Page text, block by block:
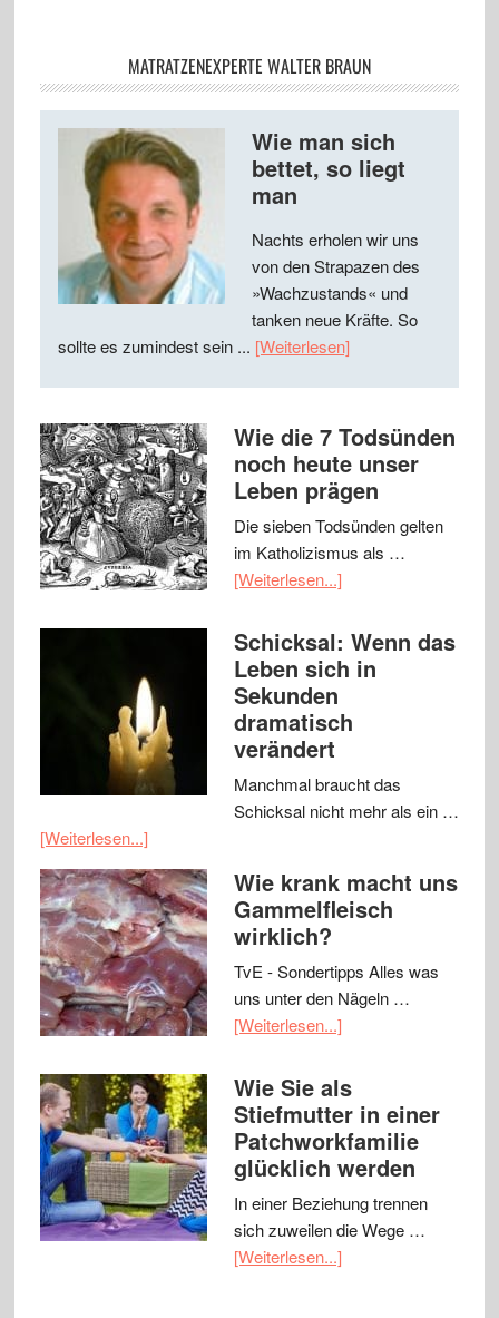
MATRATZENEXPERTE WALTER BRAUN
Wie man sich
bettet, so liegt
man
Nachts erholen wir uns
von den Strapazen des
»Wachzustands« und
tanken neue Kräfte. So
sollte es zumindest sein ... [Weiterlesen]
Wie die 7 Todsünden
noch heute unser
Leben prägen
Die sieben Todsünden gelten
im Katholizismus als …
[Weiterlesen...]
Schicksal: Wenn das
Leben sich in
Sekunden
dramatisch
verändert
Manchmal braucht das
Schicksal nicht mehr als ein …
[Weiterlesen...]
Wie krank macht uns
Gammelfleisch
wirklich?
TvE - Sondertipps Alles was
uns unter den Nägeln …
[Weiterlesen...]
Wie Sie als
Stiefmutter in einer
Patchworkfamilie
glücklich werden
In einer Beziehung trennen
sich zuweilen die Wege …
[Weiterlesen...]